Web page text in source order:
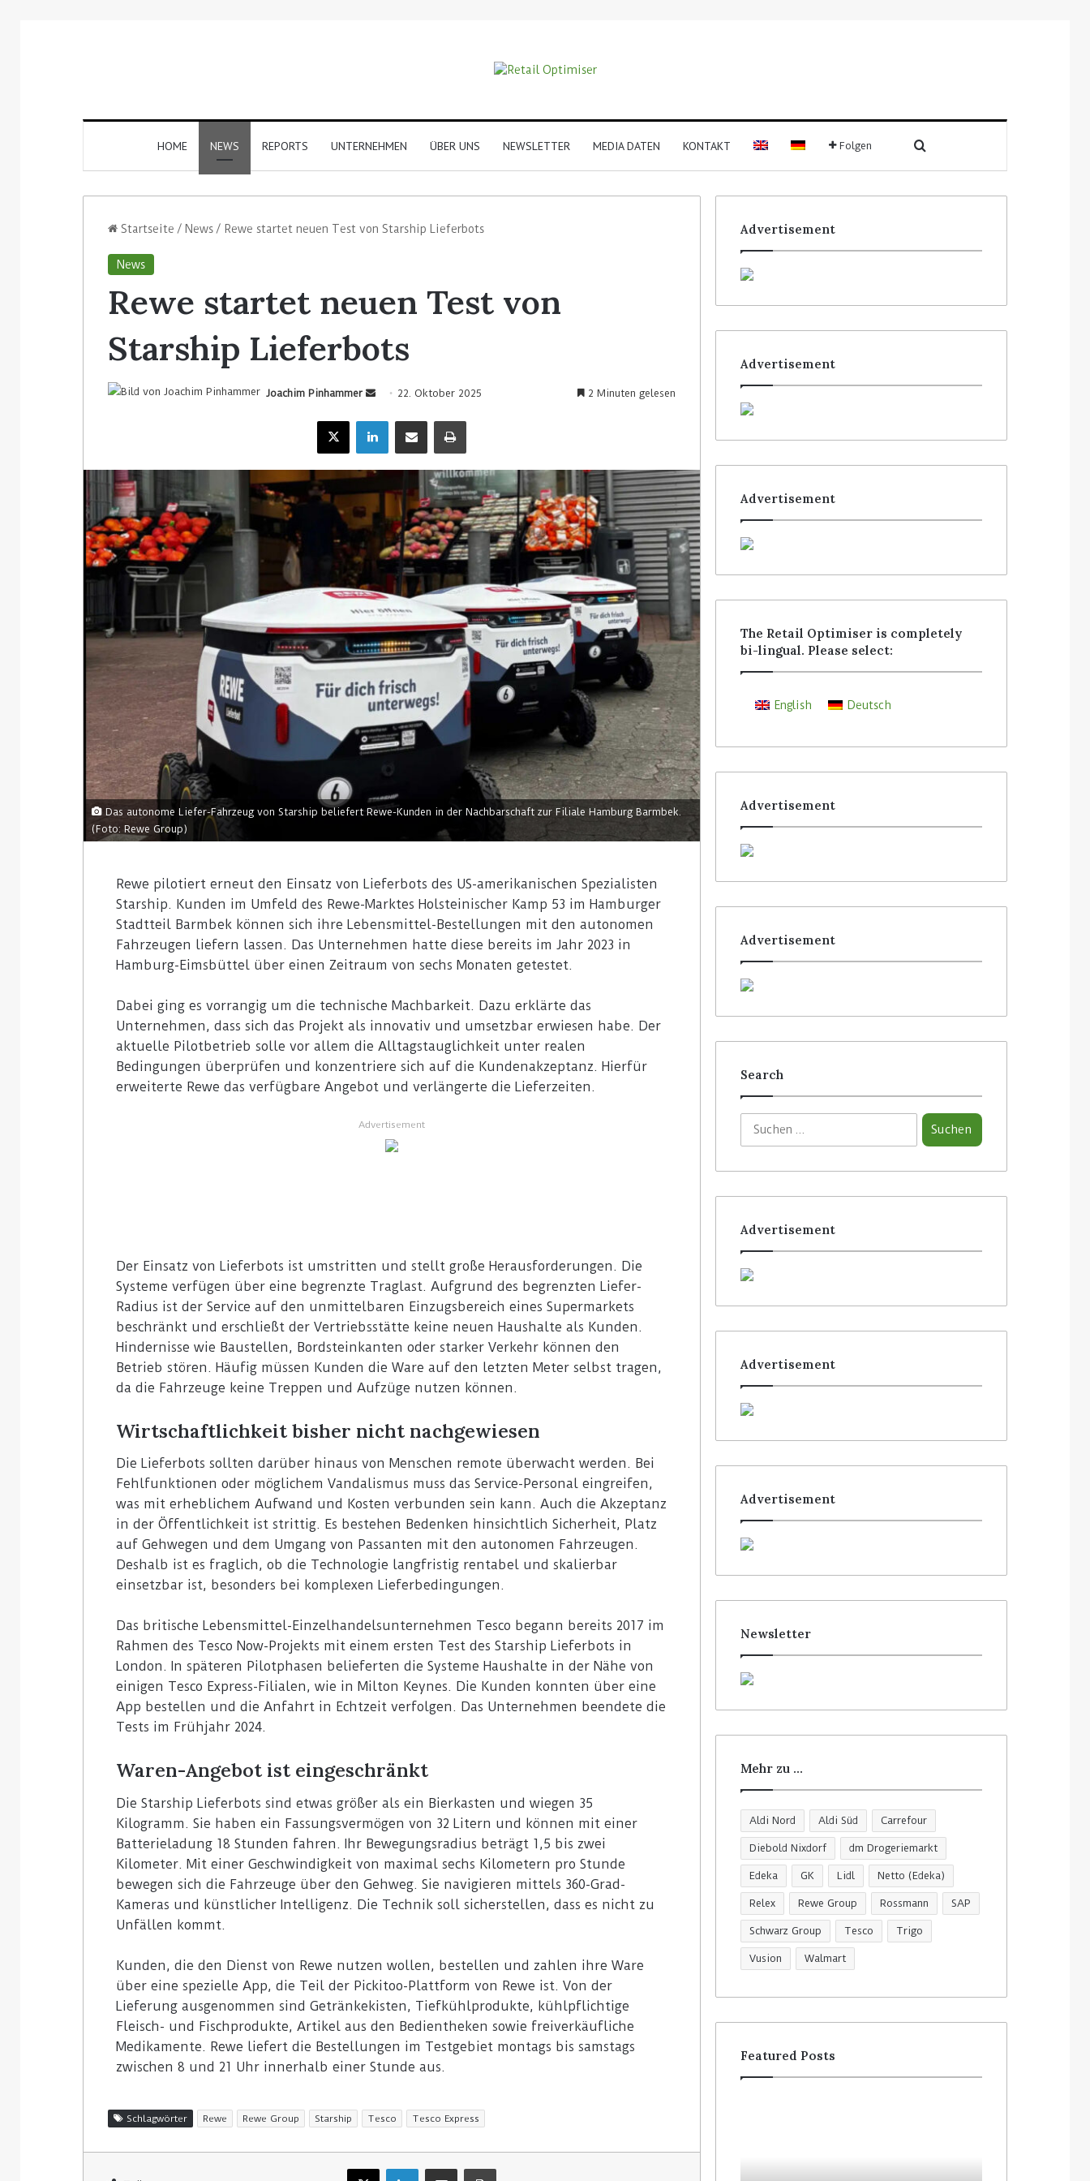
HOME NEWS REPORTS UNTERNEHMEN ÜBER UNS NEWSLETTER MEDIA DATEN KONTAKT Folgen
Startseite / News / Rewe startet neuen Test von Starship Lieferbots
News
Rewe startet neuen Test von
Starship Lieferbots
Joachim Pinhammer 22. Oktober 2025 2 Minuten gelesen
Das autonome Liefer-Fahrzeug von Starship beliefert Rewe-Kunden in der Nachbarschaft zur Filiale Hamburg Barmbek.
(Foto: Rewe Group)
Rewe pilotiert erneut den Einsatz von Lieferbots des US-amerikanischen Spezialisten
Starship. Kunden im Umfeld des Rewe-Marktes Holsteinischer Kamp 53 im Hamburger
Stadtteil Barmbek können sich ihre Lebensmittel-Bestellungen mit den autonomen
Fahrzeugen liefern lassen. Das Unternehmen hatte diese bereits im Jahr 2023 in
Hamburg-Eimsbüttel über einen Zeitraum von sechs Monaten getestet.
Dabei ging es vorrangig um die technische Machbarkeit. Dazu erklärte das
Unternehmen, dass sich das Projekt als innovativ und umsetzbar erwiesen habe. Der
aktuelle Pilotbetrieb solle vor allem die Alltagstauglichkeit unter realen
Bedingungen überprüfen und konzentriere sich auf die Kundenakzeptanz. Hierfür
erweiterte Rewe das verfügbare Angebot und verlängerte die Lieferzeiten.
Advertisement
Der Einsatz von Lieferbots ist umstritten und stellt große Herausforderungen. Die
Systeme verfügen über eine begrenzte Traglast. Aufgrund des begrenzten Liefer-
Radius ist der Service auf den unmittelbaren Einzugsbereich eines Supermarkets
beschränkt und erschließt der Vertriebsstätte keine neuen Haushalte als Kunden.
Hindernisse wie Baustellen, Bordsteinkanten oder starker Verkehr können den
Betrieb stören. Häufig müssen Kunden die Ware auf den letzten Meter selbst tragen,
da die Fahrzeuge keine Treppen und Aufzüge nutzen können.
Wirtschaftlichkeit bisher nicht nachgewiesen
Die Lieferbots sollten darüber hinaus von Menschen remote überwacht werden. Bei
Fehlfunktionen oder möglichem Vandalismus muss das Service-Personal eingreifen,
was mit erheblichem Aufwand und Kosten verbunden sein kann. Auch die Akzeptanz
in der Öffentlichkeit ist strittig. Es bestehen Bedenken hinsichtlich Sicherheit, Platz
auf Gehwegen und dem Umgang von Passanten mit den autonomen Fahrzeugen.
Deshalb ist es fraglich, ob die Technologie langfristig rentabel und skalierbar
einsetzbar ist, besonders bei komplexen Lieferbedingungen.
Das britische Lebensmittel-Einzelhandelsunternehmen Tesco begann bereits 2017 im
Rahmen des Tesco Now-Projekts mit einem ersten Test des Starship Lieferbots in
London. In späteren Pilotphasen belieferten die Systeme Haushalte in der Nähe von
einigen Tesco Express-Filialen, wie in Milton Keynes. Die Kunden konnten über eine
App bestellen und die Anfahrt in Echtzeit verfolgen. Das Unternehmen beendete die
Tests im Frühjahr 2024.
Waren-Angebot ist eingeschränkt
Die Starship Lieferbots sind etwas größer als ein Bierkasten und wiegen 35
Kilogramm. Sie haben ein Fassungsvermögen von 32 Litern und können mit einer
Batterieladung 18 Stunden fahren. Ihr Bewegungsradius beträgt 1,5 bis zwei
Kilometer. Mit einer Geschwindigkeit von maximal sechs Kilometern pro Stunde
bewegen sich die Fahrzeuge über den Gehweg. Sie navigieren mittels 360-Grad-
Kameras und künstlicher Intelligenz. Die Technik soll sicherstellen, dass es nicht zu
Unfällen kommt.
Kunden, die den Dienst von Rewe nutzen wollen, bestellen und zahlen ihre Ware
über eine spezielle App, die Teil der Pickitoo-Plattform von Rewe ist. Von der
Lieferung ausgenommen sind Getränkekisten, Tiefkühlprodukte, kühlpflichtige
Fleisch- und Fischprodukte, Artikel aus den Bedientheken sowie freiverkäufliche
Medikamente. Rewe liefert die Bestellungen im Testgebiet montags bis samstags
zwischen 8 und 21 Uhr innerhalb einer Stunde aus.
Schlagwörter Rewe Rewe Group Starship Tesco Tesco Express
Advertisement
Advertisement
Advertisement
The Retail Optimiser is completely
bi-lingual. Please select:
English Deutsch
Advertisement
Advertisement
Search
Advertisement
Advertisement
Advertisement
Newsletter
Mehr zu …
Aldi Nord Aldi Süd Carrefour
Diebold Nixdorf dm Drogeriemarkt
Edeka GK Lidl Netto (Edeka)
Relex Rewe Group Rossmann SAP
Schwarz Group Tesco Trigo
Vusion Walmart
Featured Posts